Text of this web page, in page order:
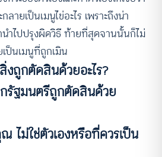
ลายเป็นเมนูไข่อะไร เพราะถึงน่า
ำไปปรุงผิดวิธี ท้ายที่สุดจานนั้นก็ไม่
ป็นเมนูที่ถูกเมิน
ถูกตัดสินด้วยอะไร?
รัฐมนตรีถูกตัดสินด้วย
ไม่ใช่ตัวเองหรือที่ควรเป็น